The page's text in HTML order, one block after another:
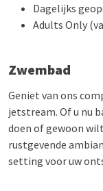
Dagelijks
Adults Only
Zwembad
Geniet van ons
jetstream. Of u nu
doen of gewoon
rustgevende
setting voor uw